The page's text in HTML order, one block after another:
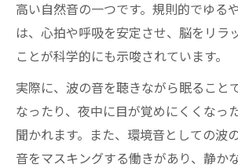
高い自然音の一つです。規則的でゆる
は、心拍や呼吸を安定させ、脳をリラ
ことが科学的にも示唆されています。
実際に、波の音を聴きながら眠ること
なったり、夜中に目が覚めにくくなっ
聞かれます。また、環境音としての波
音をマスキングする働きがあり、静か